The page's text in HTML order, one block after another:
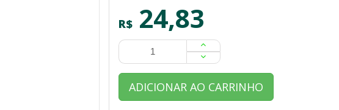
R$ 24,83
ADICIONAR AO CARRINHO